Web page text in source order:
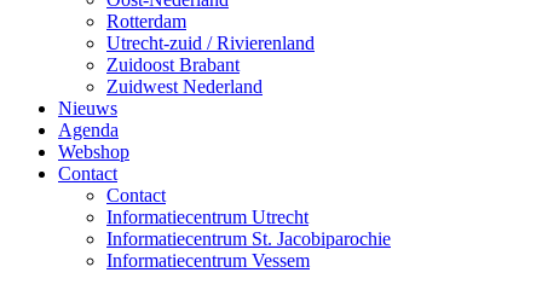
Rotterdam
Utrecht-zuid / Rivierenland
Zuidoost Brabant
Zuidwest Nederland
Nieuws
Agenda
Webshop
Contact
Contact
Informatiecentrum Utrecht
Informatiecentrum St. Jacobiparochie
Informatiecentrum Vessem